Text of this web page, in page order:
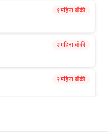
१ महिना बाँकी
२ महिना बाँकी
२ महिना बाँकी